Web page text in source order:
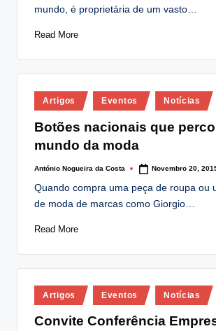
mundo, é proprietária de um vasto…
Read More
Posted
in
Artigos Eventos Notícias
Botões nacionais que
mundo da moda
Posted
António Nogueira da Costa Novembro 20,
Quando compra uma peça de roupa ou
de moda de marcas como Giorgio…
Read More
Posted
in
Artigos Eventos Notícias
Convite Conferência